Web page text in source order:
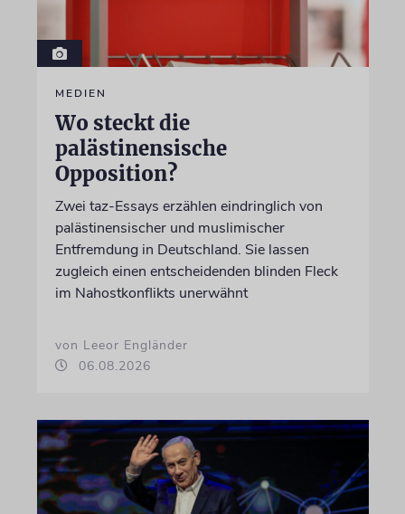
MEDIEN
Wo steckt die
palästinensische
Opposition?
Zwei taz-Essays erzählen eindringlich von
palästinensischer und muslimischer
Entfremdung in Deutschland. Sie lassen
zugleich einen entscheidenden blinden Fleck
im Nahostkonflikts unerwähnt
von Leeor Engländer
06.08.2026